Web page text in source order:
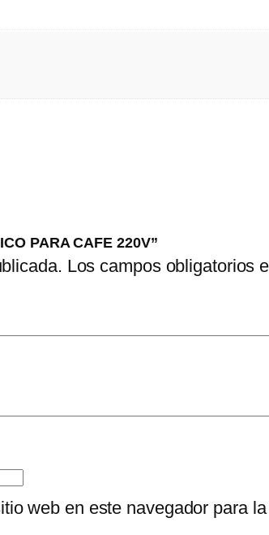
PARA CAFE 220V”
Los campos obligatorios
web en este navegador para